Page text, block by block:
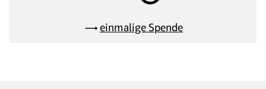
einmalige Spende